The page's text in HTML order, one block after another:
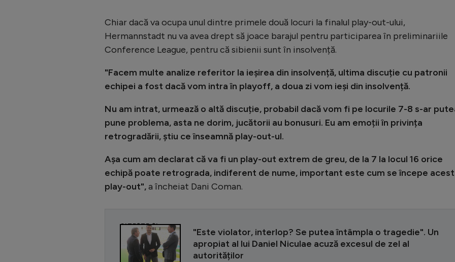
Chiar dacă va ocupa unul dintre primele două locuri la finalul play-out-ului,
Hermannstadt nu va avea drept să joace barajul pentru participarea în preliminariile
Conference League, pentru că sibienii sunt în insolvență.
"Facem multe analize referitor la ieșirea din insolvență, ultima discuție cu patronii
echipei a fost dacă vom intra în playoff, a doua zi vom ieși din insolvență.
Nu am intrat, urmează o altă discuție, probabil dacă vom fi pe locurile 7-8 s-ar
pune problema, asta ne dorim, jucătorii au bonusuri. Eu am emoții în privința
retrogradării, știu ce înseamnă play-out-ul.
Așa cum am declarat că va fi un play-out extrem de greu, de la 7 la locul 16 orice
echipă poate retrograda, indiferent de nume, important este cum se începe acest
play-out",a încheiat Dani Coman.
CITEȘTE ȘI
"Este violator, interlop? Se putea întâmpla o tragedie". Un
apropiat al lui Daniel Niculae acuză excesul de zel al
autorităților